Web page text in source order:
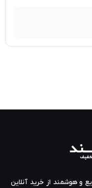
و هوشمند از خرید آنلاین